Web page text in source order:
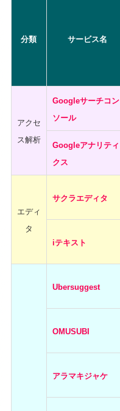
分類 サービス名
アクセ
ス解析
Googleサーチコン
ソール
Googleアナリティ
クス
エディ
タ
サクラエディタ
iテキスト
Ubersuggest
OMUSUBI
アラマキジャケ